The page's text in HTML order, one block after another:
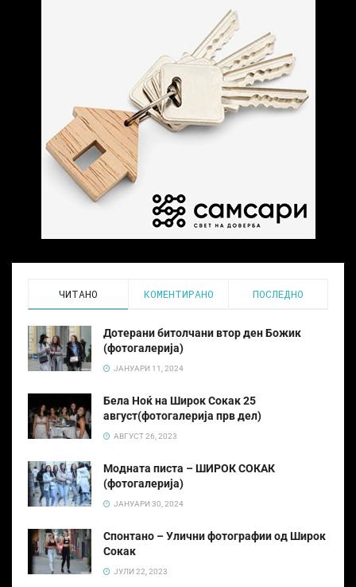
ЧИТАНО КОМЕНТИРАНО ПОСЛЕДНО
Дотерани битолчани втор ден Божик
(фотогалерија)
ЈАНУАРИ 11, 2024
Бела Ноќ на Широк Сокак 25
август(фотогалерија прв дел)
АВГУСТ 26, 2023
Модната писта – ШИРОК СОКАК
(фотогалерија)
ЈАНУАРИ 30, 2024
Спонтано – Улични фотографии од Широк
Сокак
ЈУЛИ 22, 2023